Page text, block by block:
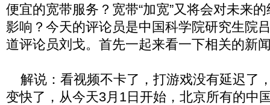
便宜的宽带服务？宽带“加宽”又将会对未来
影响？今天的评论员是中国科学院研究生院
道评论员刘戈。首先一起来看一下相关的新
解说：看视频不卡了，打游戏没有延迟了
变快了，从今天3月1日开始，北京所有的中